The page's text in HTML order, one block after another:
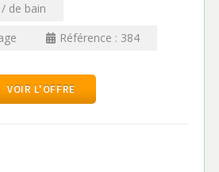
de bain
Référence : 384
VOIR L'OFFRE